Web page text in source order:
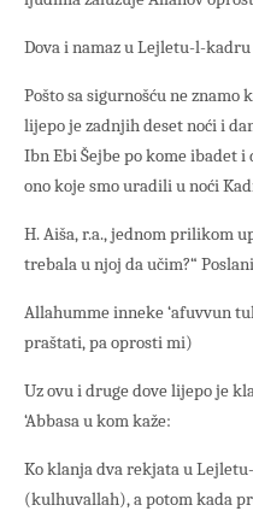
Dova i namaz u Lejletu-l-kadru
Pošto sa sigurnošću ne
lijepo je zadnjih deset noći i
Ibn Ebi Šejbe po kome ibadet
ono koje smo uradili u noći
H. Aiša, r.a., jednom prilikom
trebala u njoj da učim?“
Allahumme inneke ‘afuvvun
praštati, pa oprosti mi)
Uz ovu i druge dove lijepo je
‘Abbasa u kom kaže:
Ko klanja dva rekjata u
(kulhuvallah), a potom kada